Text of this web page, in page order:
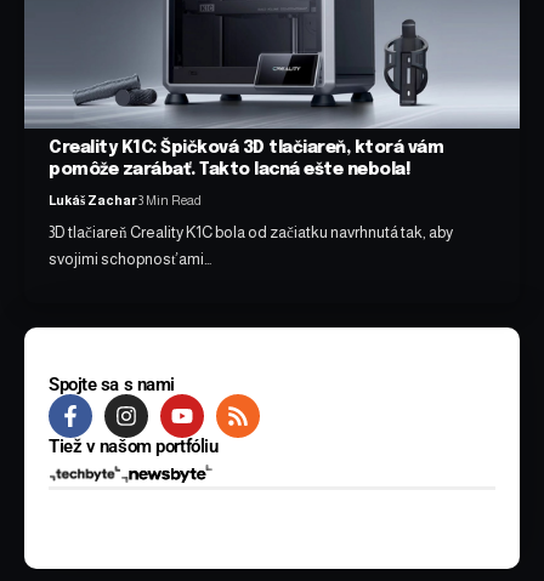
Creality K1C: Špičková 3D tlačiareň, ktorá vám
pomôže zarábať. Takto lacná ešte nebola!
Lukáš Zachar3 Min Read
3D tlačiareň Creality K1C bola od začiatku navrhnutá tak, aby
svojimi schopnosťami…
Spojte sa s nami
Tiež v našom portfóliu